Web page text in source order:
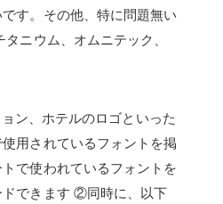
す。その他、特に問題無い
ニウム、オムニテック、
ン、ホテルのロゴといった
用されているフォントを掲
で使われているフォントを
できます ②同時に、以下